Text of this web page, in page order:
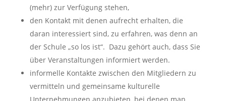
(mehr) zur Verfügung stehen,
den Kontakt mit denen aufrecht erhalten, die
daran interessiert sind, zu erfahren, was denn an
der Schule „so los ist“. Dazu gehört auch, dass Sie
über Veranstaltungen informiert werden.
informelle Kontakte zwischen den Mitgliedern zu
vermitteln und gemeinsame kulturelle